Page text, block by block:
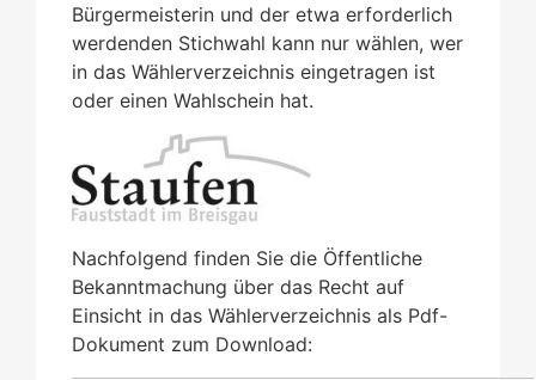
Bürgermeisterin und der etwa erforderlich
werdenden Stichwahl kann nur wählen, wer
in das Wählerverzeichnis eingetragen ist
oder einen Wahlschein hat.
Nachfolgend finden Sie die Öffentliche
Bekanntmachung über das Recht auf
Einsicht in das Wählerverzeichnis als Pdf-
Dokument zum Download: